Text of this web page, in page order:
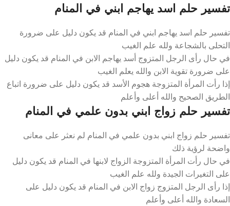
تفسير حلم اسد يهاجم ابني في المنام
تفسير حلم اسد يهاجم ابني في المنام قد يكون دليل على ضرورة
التحلى بالشجاعة ولله علم الغيب
في حال رأى الرجل المتزوج أسد يهاجم الابن في المنام قد يكون دليل
على ضرورة تقوية الابن والله يعلم الغيب
إذا رأت المرأة المتزوجة هجوم الأسد قد يكون دليل على ضرورة اتباع
الطريق الصحيح والله أعلى وأعلم
تفسير حلم زواج ابني بدون علمي في المنام
تفسير حلم زواج ابني بدون علمي في المنام لم نعثر على معانى
واضحة لرؤية ذلك
في حال رأت المرأة المتزوجة الزواج لابنها في المنام قد يكون دليل
على التغيرات الجيدة ولله علم الغيب
إذا رأى الرجل المتزوج زواج الابن في المنام قد يكون دليل على
السعادة والله أعلى وأعلم